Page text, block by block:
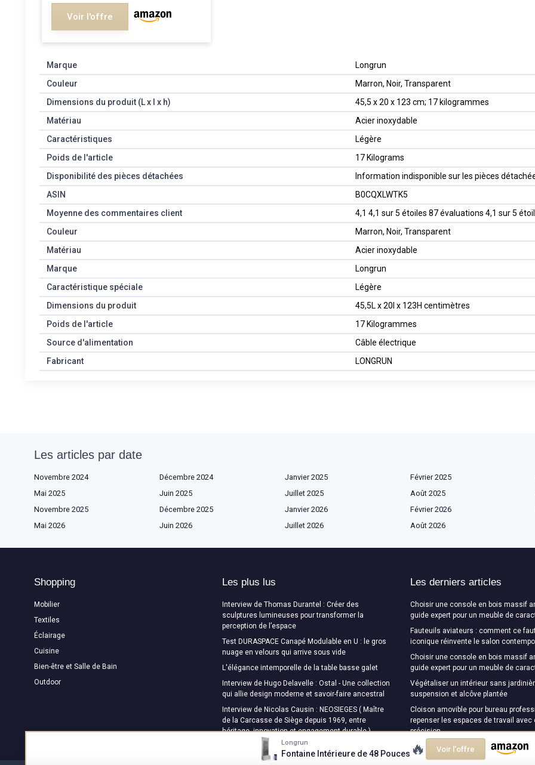
Voir l'offre
Marque
‎Longrun
Couleur
‎Marron, Noir, Transparent
Dimensions du produit (L x l x h)
‎45,5 x 20 x 123 cm; 17 kilogrammes
Matériau
‎Acier inoxydable
Caractéristiques
‎Légère
Poids de l'article
‎17 Kilograms
Disponibilité des pièces détachées
‎Information indisponible sur les pièces
ASIN
B0CQXLWTK5
Moyenne des commentaires client
4,1 4,1 sur 5 étoiles 87 évaluations 4,1 sur 5
Couleur
Marron, Noir, Transparent
Matériau
Acier inoxydable
Marque
Longrun
Caractéristique spéciale
Légère
Dimensions du produit
45,5L x 20l x 123H centimètres
Poids de l'article
17 Kilogrammes
Source d'alimentation
Câble électrique
Fabricant
LONGRUN
Longrun
Fontaine Intérieure de 48 Pouces 🔥 Voir l'offre
Les articles par date
Novembre 2024 Décembre 2024 Janvier 2025 Février 2025
Mai 2025
Juin 2025 Juillet 2025 Août 2025
Novembre 2025
Décembre 2025 Janvier 2026 Février 2026
Mai 2026
Juin 2026 Juillet 2026 Août 2026
Shopping
Mobilier
Textiles
Éclairage
Cuisine
Bien-être et Salle de Bain
Outdoor
Les plus lus
Interview de Thomas Durantel : Créer des
sculptures lumineuses pour transformer la
perception de l’espace
Test DURASPACE Canapé Modulable en U : le gros
nuage en velours qui arrive sous vide
L'élégance intemporelle de la table basse galet
Interview de Hugo Delavelle : Ostal - Une collection
qui allie design moderne et savoir-faire ancestral
Interview de Nicolas Causin : NEOSIEGES ( Maître
de la Carcasse de Siège depuis 1969, entre
héritage, innovation et engagement durable )
Les derniers articles
Choisir une console en bois massif
guide expert pour un meuble de
Fauteuils aviateurs : comment ce
iconique réinvente le salon
Choisir une console en bois massif
guide expert pour un meuble de
Végétaliser un intérieur sans
suspension et alcôve plantée
Cloison amovible pour bureau
repenser les espaces de travail avec
précision